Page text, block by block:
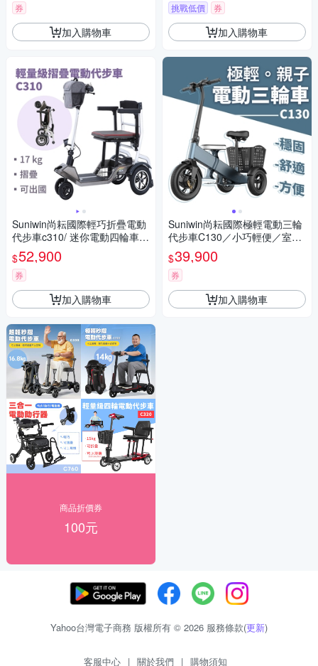
券
加入購物車
Suniwin尚耘國際輕巧折疊電動
代步車c310/ 迷你電動四輪車/
室內戶外出遊/ 國內外旅行
$52,900
券
加入購物車
商品折價券
100元
挑戰低價 券
加入購物車
Suniwin尚耘國際極輕電動三輪
代步車C130／小巧輕便／室內
戶外出遊
$39,900
券
加入購物車
Yahoo台灣電子商務 版權所有 © 2026 服務條款(更新)
客服中心 | 關於我們 | 購物須知